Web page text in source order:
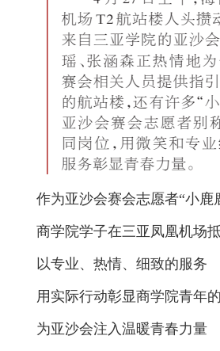
作为亚沙会赛会志愿者“小鹿
商学院学子在三亚凤凰机场
以专业、热情、细致的服务
用实际行动彰显商学院青年
为亚沙会注入温暖青春力量